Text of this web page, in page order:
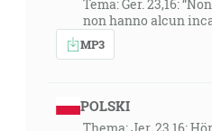
Tema: Ger. 23,16:
non hanno alcun
MP3
POLSKI